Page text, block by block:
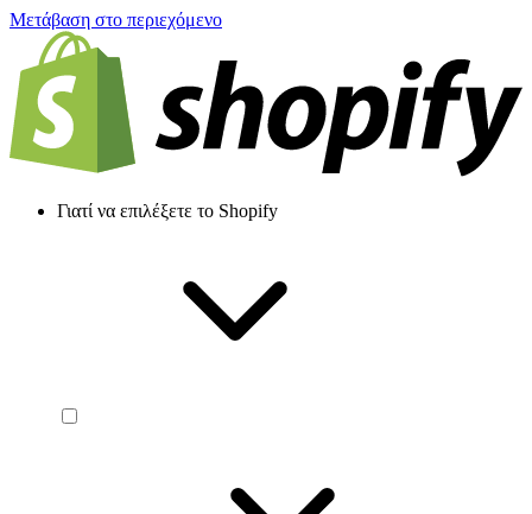
Μετάβαση στο περιεχόμενο
Γιατί να επιλέξετε το Shopify